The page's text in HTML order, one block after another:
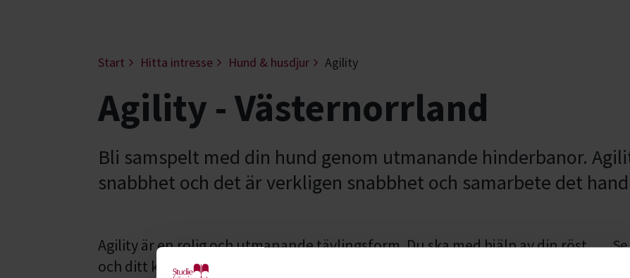
Start Hitta intresse Hund & husdjur Agility
Agility - Västernorrland
Bli samspelt med din hund genom utmanande hinderbanor.
snabbhet och det är verkligen snabbhet och samarbete det
Agility är en rolig och utmanande tävlingsform. Du ska med hjälp av din röst
och ditt kroppsspråk styra din hund runt en bana med 10-20 hinder. Det ska